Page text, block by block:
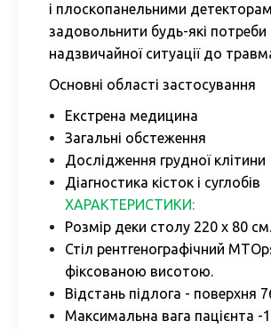
і плоскопанельними
задовольнити будь-які потреби
надзвичайної ситуації до
Основні області застосування
Екстрена медицина
Загальні обстеження
Дослідження грудної клітини
Діагностика кісток і суглобів
ХАРАКТЕРИСТИКИ:
Розмір деки столу 220 х 80 см.
Стіл рентгенографічний
фіксованою висотою.
Відстань підлога - поверхня
Максимальна вага пацієнта -